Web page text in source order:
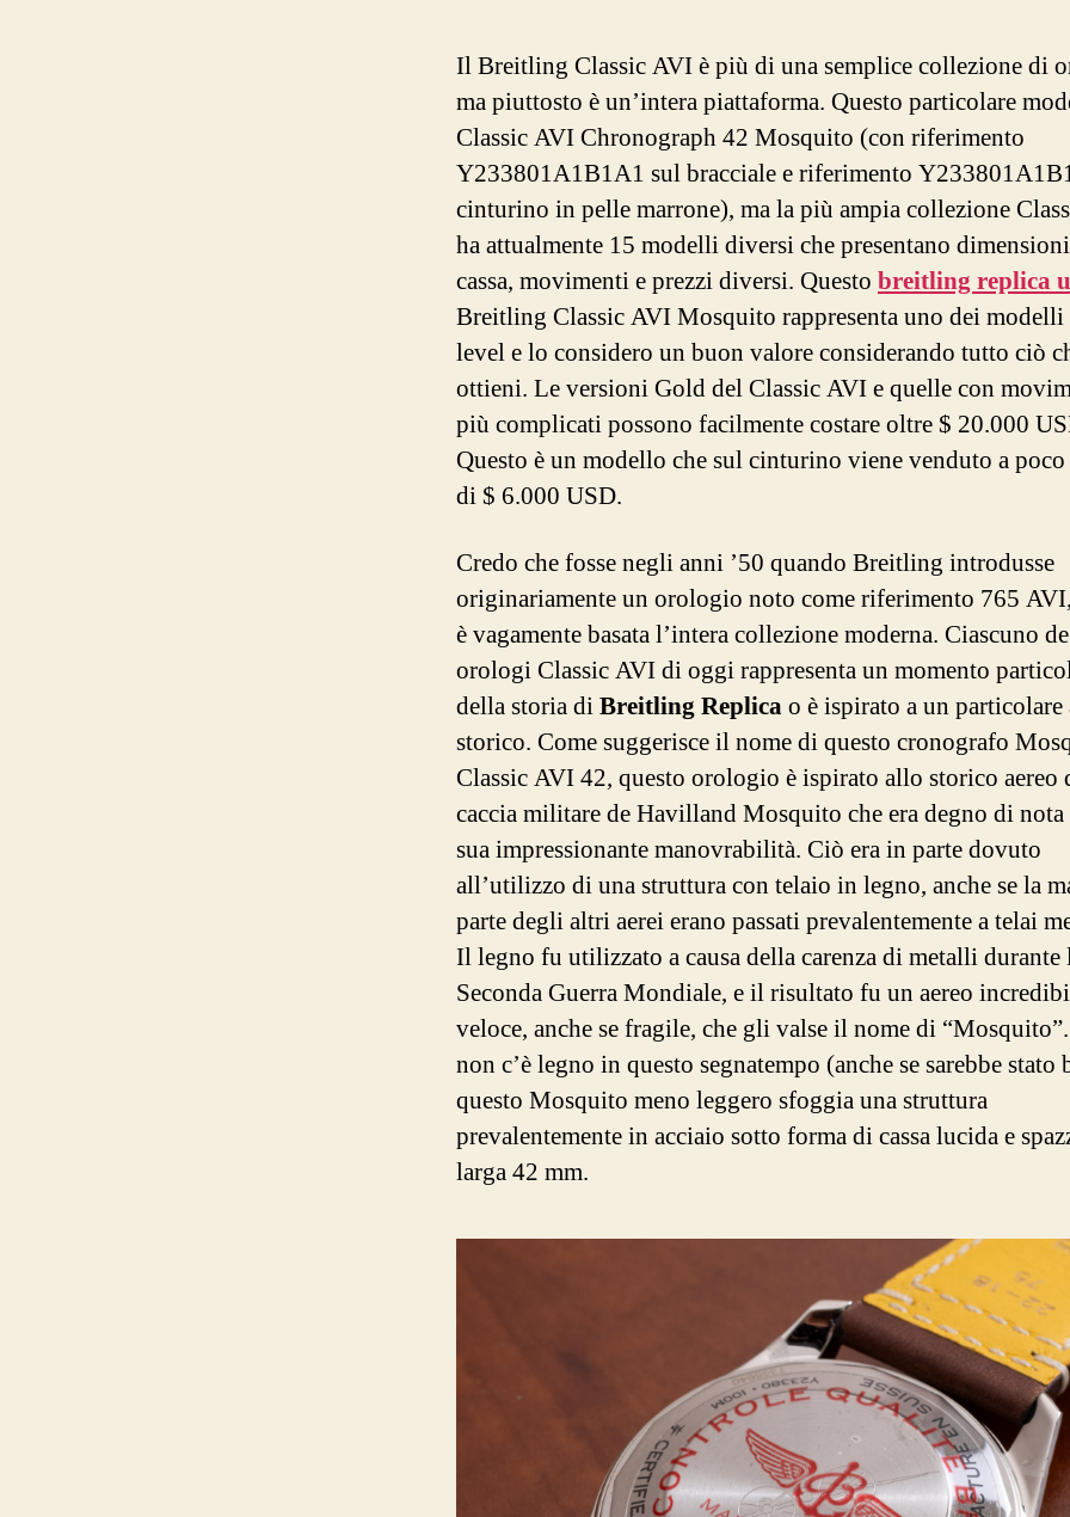
Il Breitling Classic AVI è più di una semplice collezione di
ma piuttosto è un’intera piattaforma. Questo particolare
Classic AVI Chronograph 42 Mosquito (con riferimento
Y233801A1B1A1 sul bracciale e riferimento
cinturino in pelle marrone), ma la più ampia collezione
ha attualmente 15 modelli diversi che presentano
cassa, movimenti e prezzi diversi. Questo breitling replica
Breitling Classic AVI Mosquito rappresenta uno dei
level e lo considero un buon valore considerando tutto ciò
ottieni. Le versioni Gold del Classic AVI e quelle con
più complicati possono facilmente costare oltre $ 20.000
Questo è un modello che sul cinturino viene venduto a poco
di $ 6.000 USD.
Credo che fosse negli anni ’50 quando Breitling introdusse
originariamente un orologio noto come riferimento 765
è vagamente basata l’intera collezione moderna. Ciascuno
orologi Classic AVI di oggi rappresenta un momento
della storia diBreitling Replicao è ispirato a un particolare
storico. Come suggerisce il nome di questo cronografo
Classic AVI 42, questo orologio è ispirato allo storico aereo
caccia militare de Havilland Mosquito che era degno di nota
sua impressionante manovrabilità. Ciò era in parte dovuto
all’utilizzo di una struttura con telaio in legno, anche se la
parte degli altri aerei erano passati prevalentemente a telai
Il legno fu utilizzato a causa della carenza di metalli durante
Seconda Guerra Mondiale, e il risultato fu un aereo
veloce, anche se fragile, che gli valse il nome di
non c’è legno in questo segnatempo (anche se sarebbe stato
questo Mosquito meno leggero sfoggia una struttura
prevalentemente in acciaio sotto forma di cassa lucida e
larga 42 mm.